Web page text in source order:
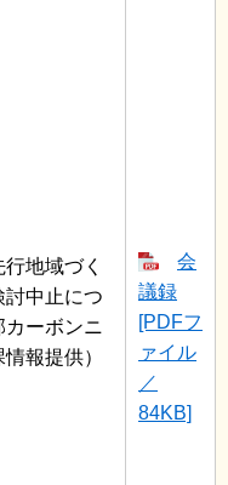
地域づく
討中止につ
カーボンニ
報提供）
会
議録
[PDFフ
ァイル
／
84KB]